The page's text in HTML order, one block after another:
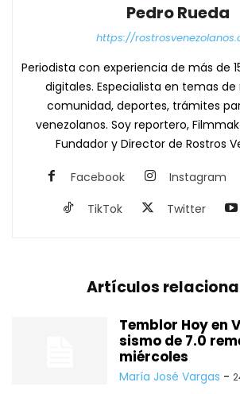
Pedro Rueda
https://
Periodista con experiencia de más de
digitales. Especialista en temas
comunidad, deportes, trámites
venezolanos. Soy reportero,
Fundador y Director de Rostros
Facebook Instagram
TikTok
Twitter
Artículos
Temblor Hoy en
sismo de 7.0
miércoles
María José Vargas -